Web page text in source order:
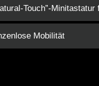
Touch”-
Mobilität